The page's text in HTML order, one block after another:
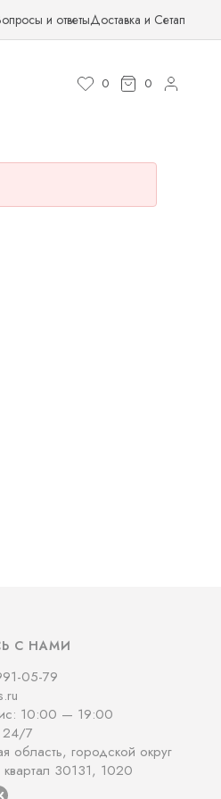
и ответыДоставка и Сетап
0 0
С НАМИ
05-79
10:00 — 19:00
24/7
область, городской округ
30131, 1020